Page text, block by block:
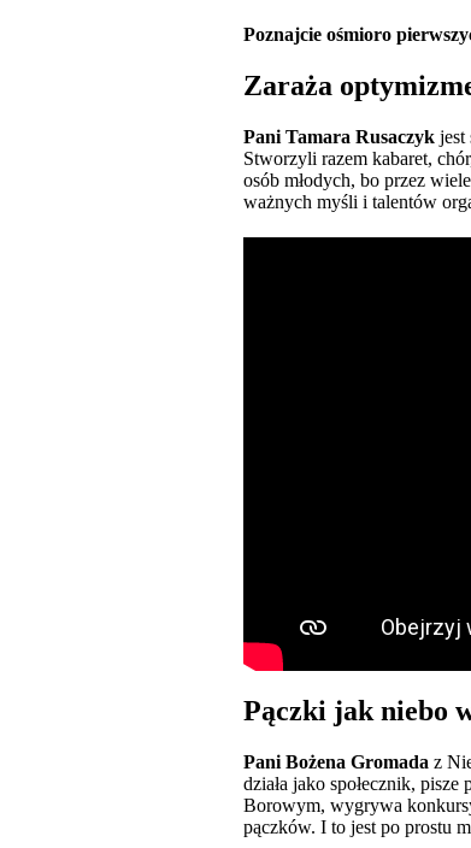
Poznajcie ośmioro
Zaraża
Pani Tamara Rusaczyk jest
Stworzyli razem kabaret,
osób młodych, bo przez
ważnych myśli i talentów
Pączki jak niebo
Pani Bożena Gromada z
działa jako społecznik,
Borowym, wygrywa
pączków. I to jest po prostu